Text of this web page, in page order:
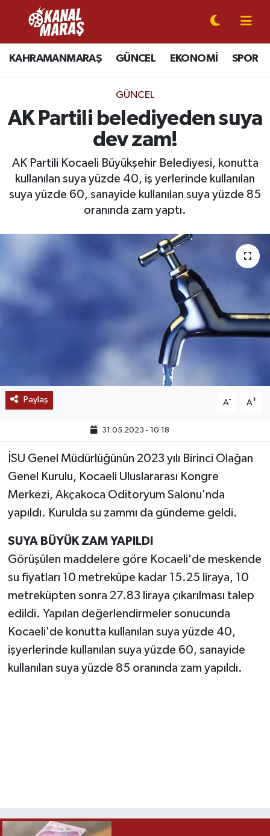
KAHRAMANMARAŞ GÜNCEL EKONOMİ SPOR
GÜNCEL
AK Partili belediyeden suya
dev zam!
AK Partili Kocaeli Büyükşehir Belediyesi, konutta
kullanılan suya yüzde 40, iş yerlerinde kullanılan
suya yüzde 60, sanayide kullanılan suya yüzde 85
oranında zam yaptı.
Paylaş A- A+
31.05.2023 - 10:18
İSU Genel Müdürlüğünün 2023 yılı Birinci Olağan
Genel Kurulu, Kocaeli Uluslararası Kongre
Merkezi, Akçakoca Oditoryum Salonu'nda
yapıldı. Kurulda su zammı da gündeme geldi.
SUYA BÜYÜK ZAM YAPILDI
Görüşülen maddelere göre Kocaeli'de meskende
su fiyatları 10 metreküpe kadar 15.25 liraya, 10
metreküpten sonra 27.83 liraya çıkarılması talep
edildi. Yapılan değerlendirmeler sonucunda
Kocaeli'de konutta kullanılan suya yüzde 40,
işyerlerinde kullanılan suya yüzde 60, sanayide
kullanılan suya yüzde 85 oranında zam yapıldı.
CANLI YAYIN
KAHRAMANMARAŞ
SİYASET
EKONOMİ
KEŞFET
TREND
MEDYA
OTOMOTİV
YAŞAM
KÜLTÜR SANAT
Kahramanmaraş Nöbetçi Eczaneler
Kahramanmaraş Hava Durumu
Kahramanmaraş Namaz Vakitleri
Kahramanmaraş Trafik Yoğunluk Haritası
Süper Lig Puan Durumu ve Fikstür
Tüm Manşetler